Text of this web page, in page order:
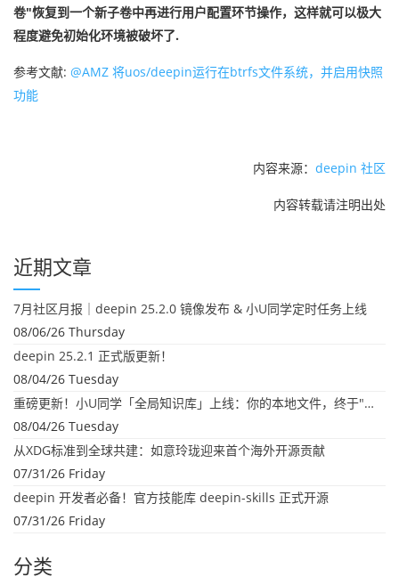
卷"恢复到一个新子卷中再进行用户配置环节操作，这样就可以极大
程度避免初始化环境被破坏了.
参考文献: @AMZ 将uos/deepin运行在btrfs文件系统，并启用快照
功能
内容来源： deepin 社区
内容转载请注明出处
近期文章
7月社区月报｜deepin 25.2.0 镜像发布 & 小U同学定时任务上线
08/06/26 Thursday
deepin 25.2.1 正式版更新！
08/04/26 Tuesday
重磅更新！小U同学「全局知识库」上线：你的本地文件，终于"活"起来了
08/04/26 Tuesday
从XDG标准到全球共建：如意玲珑迎来首个海外开源贡献
07/31/26 Friday
deepin 开发者必备！官方技能库 deepin-skills 正式开源
07/31/26 Friday
分类